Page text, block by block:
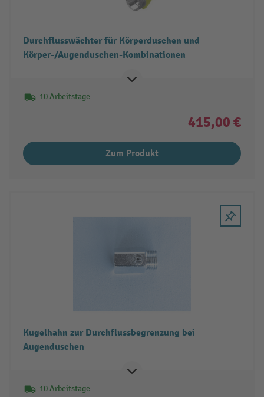
Durchflusswächter für Körperduschen und
Körper-/Augenduschen-Kombinationen
10 Arbeitstage
415,00 €
Zum Produkt
Kugelhahn zur Durchflussbegrenzung bei
Augenduschen
10 Arbeitstage